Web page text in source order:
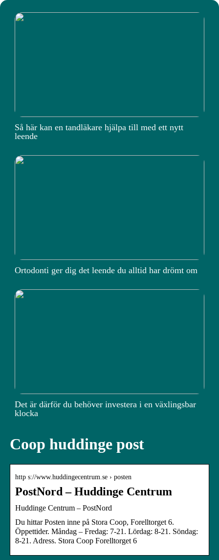
Så här kan en tandläkare hjälpa till med ett nytt
leende
Ortodonti ger dig det leende du alltid har drömt om
Det är därför du behöver investera i en växlingsbar
klocka
Coop huddinge post
http s://www.huddingecentrum.se › posten
PostNord – Huddinge Centrum
Huddinge Centrum – PostNord
Du hittar Posten inne på Stora Coop, Forelltorget 6.
Öppettider. Måndag – Fredag: 7-21. Lördag: 8-21. Söndag:
8-21. Adress. Stora Coop Forelltorget 6